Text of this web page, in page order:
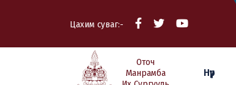
Цахим суваг:-
Оточ
Манрамба
Нүүр